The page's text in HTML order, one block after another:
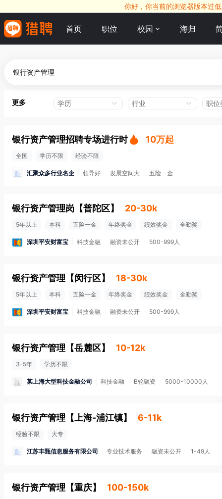
你好，你当前的浏览器版本过
首页 职位 校园 海归
更多 学历 行业 职位
银行资产管理招聘专场进行时 10万起
全国 学历不限 经验不限
汇聚众多行业名企 领导好 发展空间大 五险一金
银行资产管理岗 【普陀区】 20-30k
5年以上 本科 五险一金 年终奖金 绩效奖金 全勤奖
深圳平安财富宝 科技金融 融资未公开 500-999人
银行资产管理 【闵行区】 18-30k
5年以上 本科 五险一金 年终奖金 绩效奖金 全勤奖
深圳平安财富宝 科技金融 融资未公开 500-999人
银行资产管理 【岳麓区】 10-12k
3-5年 学历不限
某上海大型科技金融公司 科技金融 B轮融资 5000-10000人
银行资产管理 【 上海-浦江镇】 6-11k
经验不限 大专
江苏丰甄信息服务有限公司 专业技术服务 融资未公开 1-49人
银行资产管理 【重庆】 100-150k